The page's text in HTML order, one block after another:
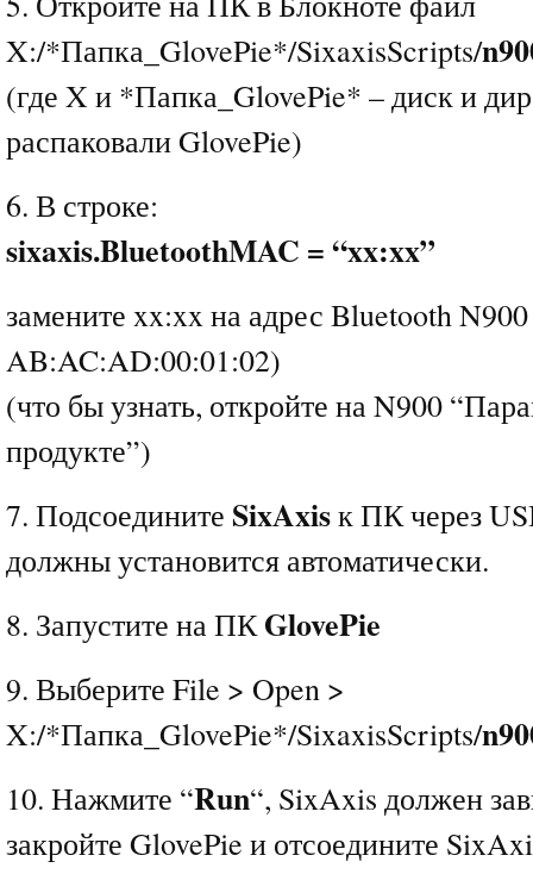
X:/*Папка_GlovePie*/SixaxisScripts/
(где X и *Папка_GlovePie* – диск и
распаковали GlovePie)
6. В строке:
sixaxis.BluetoothMAC = “xx:xx”
замените xx:xx на адрес Bluetooth
AB:AC:AD:00:01:02)
(что бы узнать, откройте на N900
продукте”)
7. Подсоедините SixAxisк ПК через
должны установится автоматически.
8. Запустите на ПКGlovePie
9. Выберите File > Open >
X:/*Папка_GlovePie*/SixaxisScripts/
10. Нажмите “Run“, SixAxis должен
закройте GlovePie и отсоедините